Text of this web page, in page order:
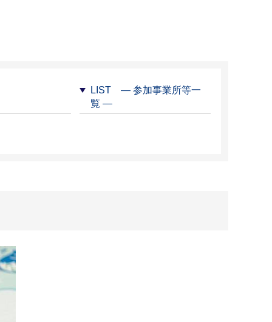
LIST ― 参加事業所等一
覧 ―